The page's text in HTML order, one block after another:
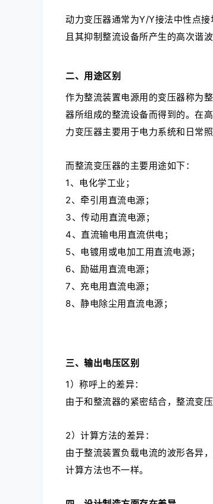
动力变压器通常为Y/Y接法中性点
且其抑制整流设备所产生的高次谐波
二、用途区别
作为整流装置电源用的变压器称为
器所组成的整流设备而得到的。在
力变压器主要用于电力系统和日常
而整流变压器的主要用途如下：
1、电化学工业；
2、牵引用直流电源；
3、传动用直流电源；
4、直流输电用直流供电；
5、电镀用或电加工用直流电源；
6、励磁用直流电源；
7、充电用直流电源；
8、静电除尘用直流电源；
三、输出电压区别
1）称呼上的差异：
由于和整流器的紧密结合，整流变
2）计算方法的差异：
由于整流装置负载电流的波形各异
计算方法也不一样。